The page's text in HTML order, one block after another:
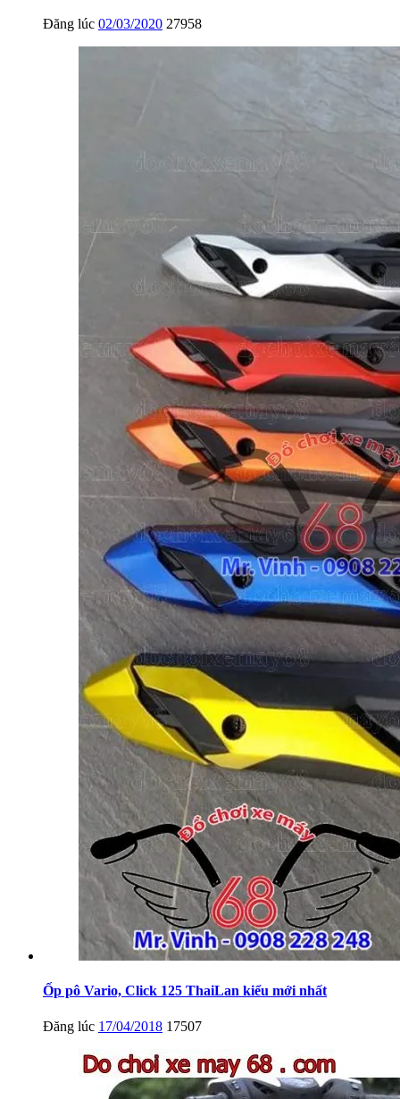
Đăng lúc 02/03/2020 27958
Ốp pô Vario, Click 125 ThaiLan kiểu mới nhất
Đăng lúc 17/04/2018 17507